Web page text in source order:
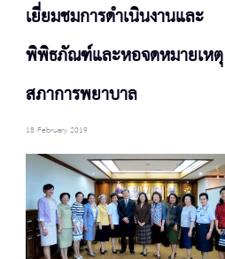
เยี่ยมชมการดำเนินงานและ
พิพิธภัณฑ์และหอจดหมายเหตุ
สภาการพยาบาล
18 February 2019